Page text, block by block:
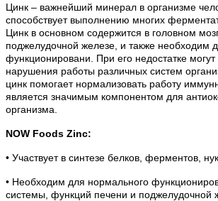
Цинк – важнейший минерал в организме
способствует выполнению многих
Цинк в основном содержится в головном
поджелудочной железе, и также необходим
функционировани. При его недостатке могут
нарушения работы различных систем
цинк помогает нормализовать работу
является значимым компонентом для
организма.
NOW Foods Zinc:
• Участвует в синтезе белков, ферментов,
• Необходим для нормального
системы, функций печени и поджелудочной